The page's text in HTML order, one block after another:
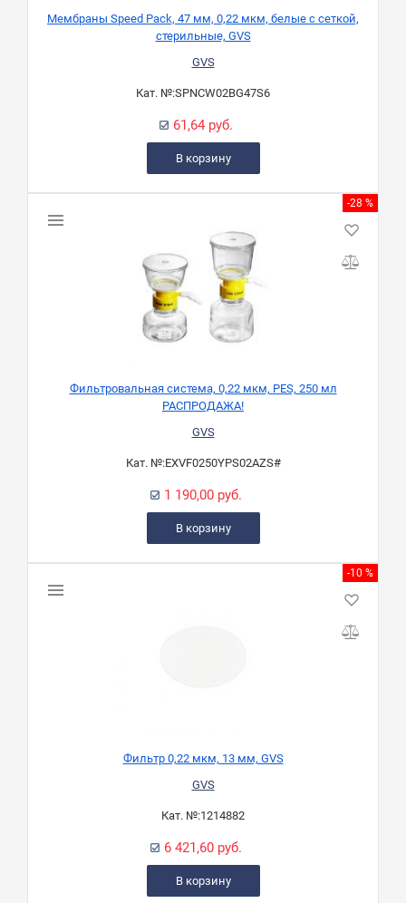
Мембраны Speed Pack, 47 мм, 0,22 мкм, белые с сеткой,
стерильные, GVS
GVS
Кат. №:SPNCW02BG47S6
61,64 руб.
В корзину
-28 %
Фильтровальная система, 0,22 мкм, PES, 250 мл
РАСПРОДАЖА!
GVS
Кат. №:EXVF0250YPS02AZS#
1 190,00 руб.
В корзину
-10 %
Фильтр 0,22 мкм, 13 мм, GVS
GVS
Кат. №:1214882
6 421,60 руб.
В корзину